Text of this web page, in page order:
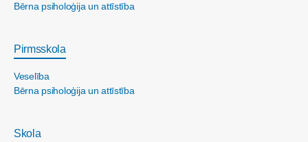
Bērna psiholoģija un attīstība
Pirmsskola
Veselība
Bērna psiholoģija un attīstība
Skola